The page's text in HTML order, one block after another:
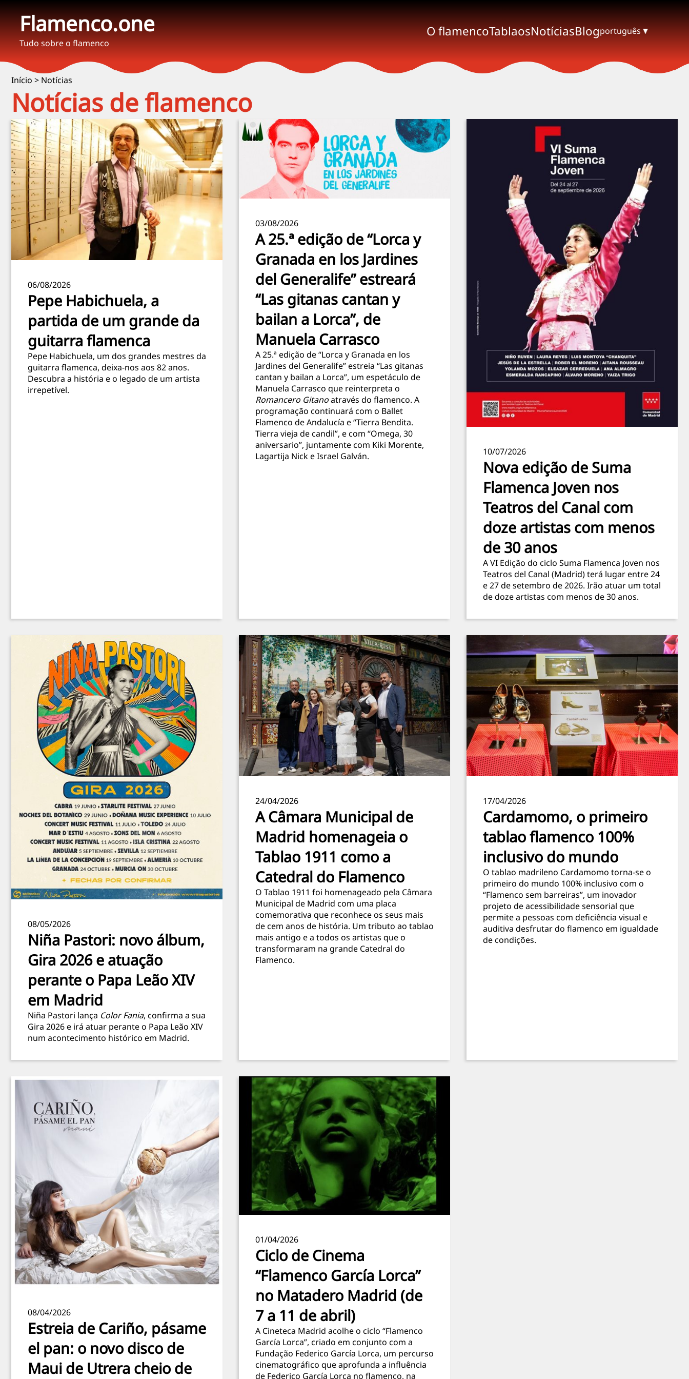
Flamenco.one
Tudo sobre o flamenco
O flamencoTablaosNotíciasBlogportuguês
Início > Notícias
Notícias de flamenco
06/08/2026
Pepe Habichuela, a
partida de um grande da
guitarra flamenca
Pepe Habichuela, um dos grandes mestres da
guitarra flamenca, deixa-nos aos 82 anos.
Descubra a história e o legado de um artista
irrepetível.
03/08/2026
A 25.ª edição de “Lorca y
Granada en los Jardines
del Generalife” estreará
“Las gitanas cantan y
bailan a Lorca”, de
Manuela Carrasco
A 25.ª edição de “Lorca y Granada en los
Jardines del Generalife” estreia “Las gitanas
cantan y bailan a Lorca”, um espetáculo de
Manuela Carrasco que reinterpreta o
Romancero Gitanoatravés do flamenco. A
programação continuará com o Ballet
Flamenco de Andalucía e “Tierra Bendita.
Tierra vieja de candil”, e com “Omega, 30
aniversario”, juntamente com Kiki Morente,
Lagartija Nick e Israel Galván.
10/07/2026
Nova edição de Suma
Flamenca Joven nos
Teatros del Canal com
doze artistas com menos
de 30 anos
A VI Edição do ciclo Suma Flamenca Joven nos
Teatros del Canal (Madrid) terá lugar entre 24
e 27 de setembro de 2026. Irão atuar um total
de doze artistas com menos de 30 anos.
08/05/2026
Niña Pastori: novo álbum,
Gira 2026 e atuação
perante o Papa Leão XIV
em Madrid
Niña Pastori lança Color Fania, confirma a sua
Gira 2026 e irá atuar perante o Papa Leão XIV
num acontecimento histórico em Madrid.
24/04/2026
A Câmara Municipal de
Madrid homenageia o
Tablao 1911 como a
Catedral do Flamenco
O Tablao 1911 foi homenageado pela Câmara
Municipal de Madrid com uma placa
comemorativa que reconhece os seus mais
de cem anos de história. Um tributo ao tablao
mais antigo e a todos os artistas que o
transformaram na grande Catedral do
Flamenco.
17/04/2026
Cardamomo, o primeiro
tablao flamenco 100%
inclusivo do mundo
O tablao madrileno Cardamomo torna-se o
primeiro do mundo 100% inclusivo com o
“Flamenco sem barreiras”, um inovador
projeto de acessibilidade sensorial que
permite a pessoas com deficiência visual e
auditiva desfrutar do flamenco em igualdade
de condições.
08/04/2026
Estreia de Cariño, pásame
el pan: o novo disco de
Maui de Utrera cheio de
01/04/2026
Ciclo de Cinema
“Flamenco García Lorca”
no Matadero Madrid (de
7 a 11 de abril)
A Cineteca Madrid acolhe o ciclo “Flamenco
García Lorca”, criado em conjunto com a
Fundação Federico García Lorca, um percurso
cinematográfico que aprofunda a influência
de Federico García Lorca no flamenco, na